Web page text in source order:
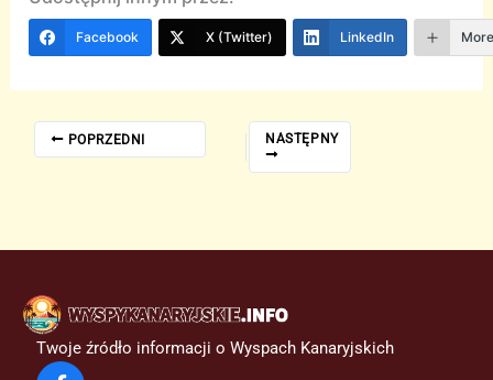
Facebook X (Twitter) LinkedIn
POPRZEDNI NASTĘPNY
Twoje źródło informacji o Wyspach Kanaryjskich